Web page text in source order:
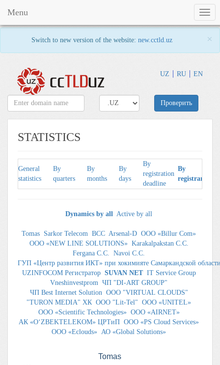
Switch to new version of the website:new.cctld.uz ×
UZ RU EN
Menu
Проверить
STATISTICS
General
statistics
By
quarters
By
months
By
days
By
registration
deadline
By
registrars
Dynamics by all Active by all
Tomas Sarkor Telecom BCC Arsenal-D ООО «Billur Com»
ООО «NEW LINE SOLUTIONS» Karakalpakstan C.C.
Fergana C.C.
Navoi C.C.
ГУП «Центр развития ИКТ» при хокимияте Самаркандской
UZINFOCOM Регистратор SUVAN NET IT Service Group
Vneshinvestprom ЧП "DI-ART GROUP"
ЧП Best Internet Solution ООО "VIRTUAL CLOUDS"
"TURON MEDIA" ХК OOO "Lit-Tel"
OOO «UNITEL»
OOO «Scientific Technologies» ООО «AIRNET»
АК «O‘ZBEKTELEKOM» ЦРТиП ООО «PS Cloud Services»
ООО «Eclouds» АО «Global Solutions»
Tomas